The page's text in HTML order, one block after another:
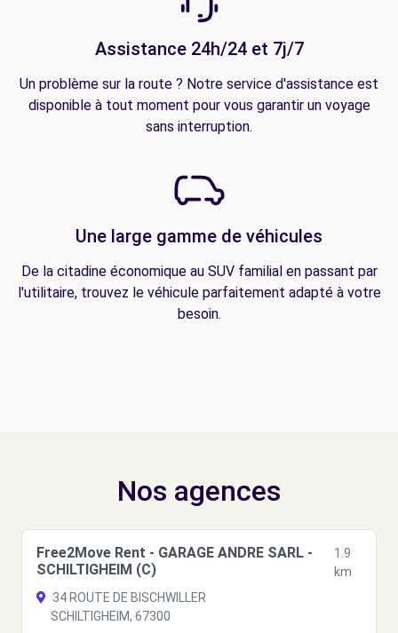
Assistance 24h/24 et 7j/7
Un problème sur la route ? Notre service d'assistance est
disponible à tout moment pour vous garantir un voyage
sans interruption.
Une large gamme de véhicules
De la citadine économique au SUV familial en passant par
l'utilitaire, trouvez le véhicule parfaitement adapté à votre
besoin.
Nos agences
Free2Move Rent - GARAGE ANDRE SARL -
SCHILTIGHEIM (C)
1.9
km
34 ROUTE DE BISCHWILLER
SCHILTIGHEIM, 67300